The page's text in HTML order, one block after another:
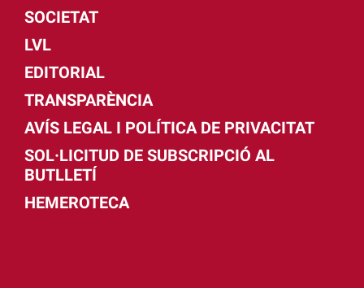
SOCIETAT
LVL
EDITORIAL
TRANSPARÈNCIA
AVÍS LEGAL I POLÍTICA DE PRIVACITAT
SOL·LICITUD DE SUBSCRIPCIÓ AL
BUTLLETÍ
HEMEROTECA